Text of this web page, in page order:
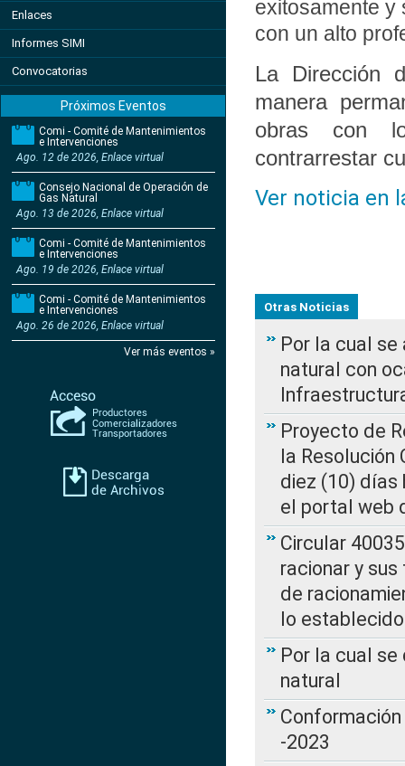
Enlaces
Informes SIMI
Convocatorias
Próximos Eventos
Comi - Comité de Mantenimientos
e Intervenciones
Ago. 12 de 2026, Enlace virtual
Consejo Nacional de Operación de
Gas Natural
Ago. 13 de 2026, Enlace virtual
Comi - Comité de Mantenimientos
e Intervenciones
Ago. 19 de 2026, Enlace virtual
Comi - Comité de Mantenimientos
e Intervenciones
Ago. 26 de 2026, Enlace virtual
Ver más eventos »
exitosamente y
con un alto
La Dirección
manera
obras con
contrarrestar
Ver noticia en
Otras Noticias
Por la cual
natural con
Proyecto de
la Resolución
diez (10) días
el portal web
Circular
racionar y
de
lo
Por la cual
natural
-2023